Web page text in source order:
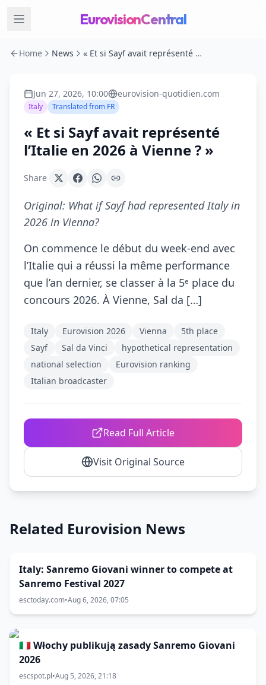
EurovisionCentral
Home News « Et si Sayf avait représenté l’Italie en 2026 à Vienne ? »
Jun 27, 2026, 10:00 eurovision-quotidien.com
Italy Translated from FR
« Et si Sayf avait représenté
l’Italie en 2026 à Vienne ? »
Share
Original: What if Sayf had represented Italy in
2026 in Vienna?
On commence le début du week-end avec
l’Italie qui a réussi la même performance
que l’an dernier, se classer à la 5ᵉ place du
concours 2026. À Vienne, Sal da […]
Italy Eurovision 2026 Vienna
5th place
Sayf
Sal da Vinci
hypothetical representation
national selection
Eurovision ranking
Italian broadcaster
Read Full Article
Visit Original Source
Related Eurovision News
Italy: Sanremo Giovani winner to compete at
Sanremo Festival 2027
esctoday.com•Aug 6, 2026, 07:05
🇮🇹 Włochy publikują zasady Sanremo Giovani
2026
escspot.pl•Aug 5, 2026, 21:18